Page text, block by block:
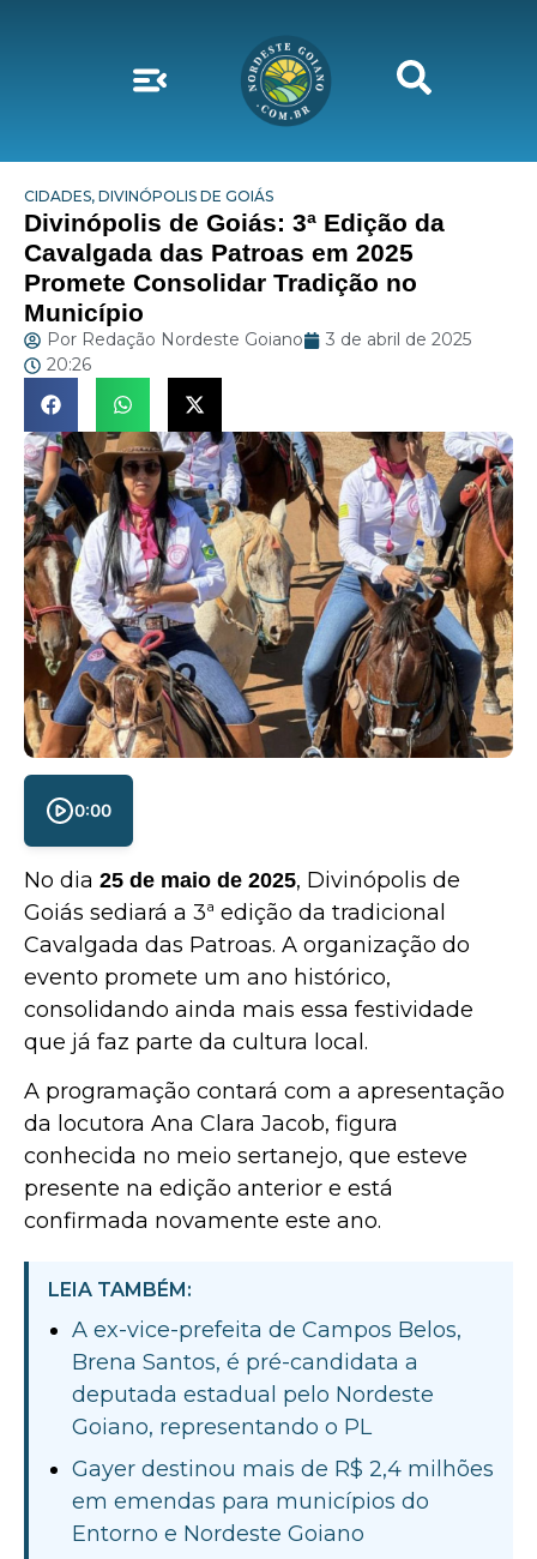
CIDADES, DIVINÓPOLIS DE GOIÁS
Divinópolis de Goiás: 3ª Edição da
Cavalgada das Patroas em 2025
Promete Consolidar Tradição no
Município
Por Redação Nordeste Goiano
3 de abril de 2025
20:26
0:00
No dia 25 de maio de 2025, Divinópolis de
Goiás sediará a 3ª edição da tradicional
Cavalgada das Patroas. A organização do
evento promete um ano histórico,
consolidando ainda mais essa festividade
que já faz parte da cultura local.
A programação contará com a apresentação
da locutora Ana Clara Jacob, figura
conhecida no meio sertanejo, que esteve
presente na edição anterior e está
confirmada novamente este ano.
LEIA TAMBÉM:
A ex-vice-prefeita de Campos Belos,
Brena Santos, é pré-candidata a
deputada estadual pelo Nordeste
Goiano, representando o PL
Gayer destinou mais de R$ 2,4 milhões
em emendas para municípios do
Entorno e Nordeste Goiano